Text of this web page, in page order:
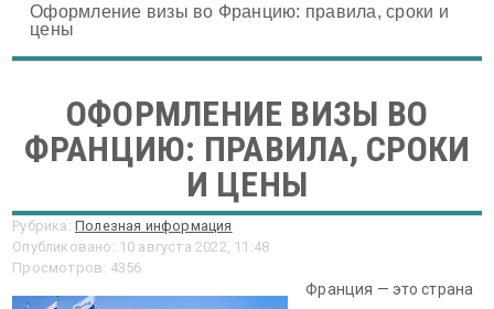
Оформление визы во Францию: правила, сроки и
цены
ОФОРМЛЕНИЕ ВИЗЫ ВО
ФРАНЦИЮ: ПРАВИЛА, СРОКИ
И ЦЕНЫ
Рубрика: Полезная информация
Опубликовано: 10 августа 2022, 11:48
Просмотров: 4356
Франция — это страна